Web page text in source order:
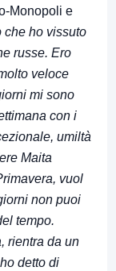
Monopoli e
che ho vissuto
russe. Ero
veloce
mi sono
con i
umiltà
Maita
vuol
non puoi
tempo.
rientra da un
detto di